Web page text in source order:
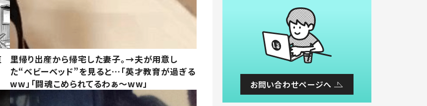
里帰り出産から帰宅した妻子。→夫が用意し
た“ベビーベッド”を見ると…「英才教育が過ぎる
ww」「闘魂こめられてるわぁ～ww」
お問い合わせページへ